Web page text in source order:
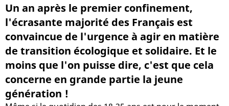
Un an après le premier confinement,
l'écrasante majorité des Français est
convaincue de l'urgence à agir en matière
de transition écologique et solidaire. Et le
moins que l'on puisse dire, c'est que cela
concerne en grande partie la jeune
génération !